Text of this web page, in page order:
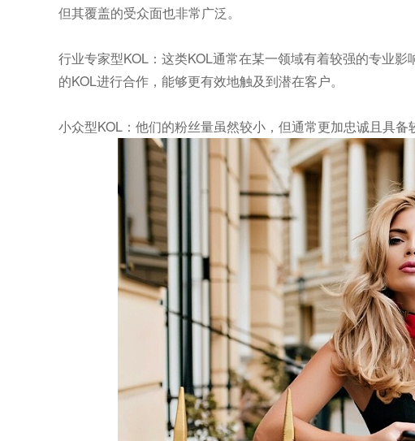
但其覆盖的受众面也非常广泛。
行业专家型KOL：这类KOL通常在某一领域有着较强的专业
的KOL进行合作，能够更有效地触及到潜在客户。
小众型KOL：他们的粉丝量虽然较小，但通常更加忠诚且具